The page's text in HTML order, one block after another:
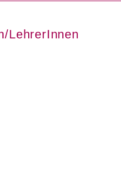
LehrerInnen